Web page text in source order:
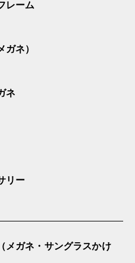
レーム
ガネ）
ネ
リー
メガネ・サングラスかけ